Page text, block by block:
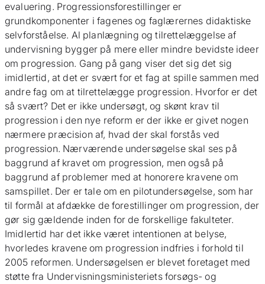
evaluering. Progressionsforestillinger er
grundkomponenter i fagenes og faglærernes didaktiske
selvforståelse. Al planlægning og tilrettelæggelse af
undervisning bygger på mere eller mindre bevidste ideer
om progression. Gang på gang viser det sig det sig
imidlertid, at det er svært for et fag at spille sammen med
andre fag om at tilrettelægge progression. Hvorfor er det
så svært? Det er ikke undersøgt, og skønt krav til
progression i den nye reform er der ikke er givet nogen
nærmere præcision af, hvad der skal forstås ved
progression. Nærværende undersøgelse skal ses på
baggrund af kravet om progression, men også på
baggrund af problemer med at honorere kravene om
samspillet. Der er tale om en pilotundersøgelse, som har
til formål at afdække de forestillinger om progression, der
gør sig gældende inden for de forskellige fakulteter.
Imidlertid har det ikke været intentionen at belyse,
hvorledes kravene om progression indfries i forhold til
2005 reformen. Undersøgelsen er blevet foretaget med
støtte fra Undervisningsministeriets forsøgs- og